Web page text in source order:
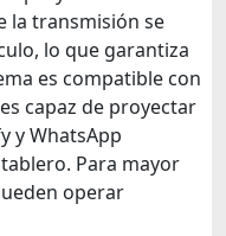
la transmisión se
lo que garantiza
es compatible con
capaz de proyectar
y WhatsApp
Para mayor
operar